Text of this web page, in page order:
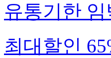
유통기한
최대할인